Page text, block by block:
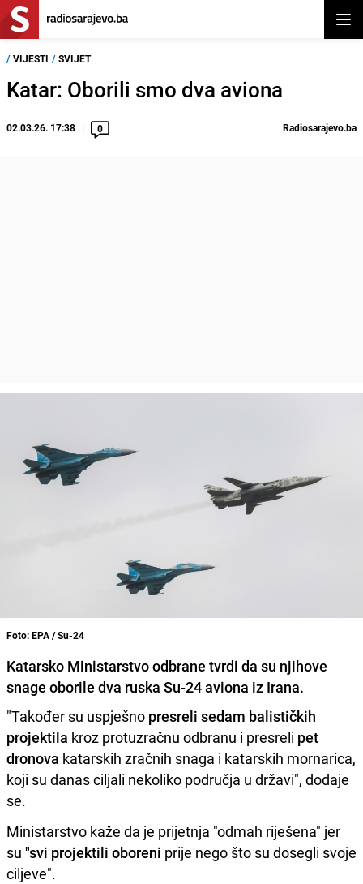
/ VIJESTI / SVIJET
Katar: Oborili smo dva aviona
02.03.26. 17:38 0 Radiosarajevo.ba
Foto: EPA / Su-24
Katarsko Ministarstvo odbrane tvrdi da su njihove
snage oborile dva ruska Su-24 aviona iz Irana.
"Također su uspješno presreli sedam balističkih
projektila kroz protuzračnu odbranu i presreli pet
dronova katarskih zračnih snaga i katarskih mornarica,
koji su danas ciljali nekoliko područja u državi", dodaje
se.
Ministarstvo kaže da je prijetnja "odmah riješena" jer
su "svi projektili oboreni prije nego što su dosegli svoje
ciljeve".